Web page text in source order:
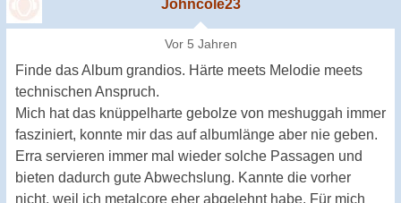
Johncole23
Vor 5 Jahren
Finde das Album grandios. Härte meets Melodie meets
technischen Anspruch.
Mich hat das knüppelharte gebolze von meshuggah immer
fasziniert, konnte mir das auf albumlänge aber nie geben.
Erra servieren immer mal wieder solche Passagen und
bieten dadurch gute Abwechslung. Kannte die vorher
nicht, weil ich metalcore eher abgelehnt habe. Für mich